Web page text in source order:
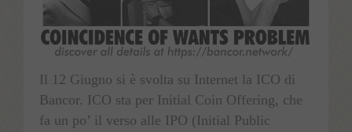
Deutsch
Il 12 Giugno si è svolta su Internet la ICO di
Bancor. ICO sta per Initial Coin Offering, che
fa un po’ il verso alle IPO (Initial Public